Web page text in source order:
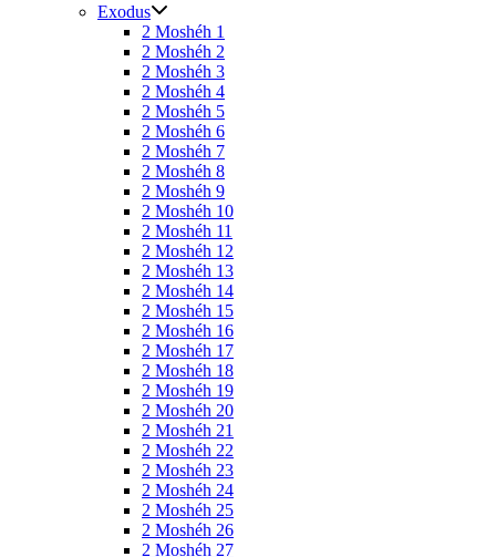
Exodus
2 Moshéh 1
2 Moshéh 2
2 Moshéh 3
2 Moshéh 4
2 Moshéh 5
2 Moshéh 6
2 Moshéh 7
2 Moshéh 8
2 Moshéh 9
2 Moshéh 10
2 Moshéh 11
2 Moshéh 12
2 Moshéh 13
2 Moshéh 14
2 Moshéh 15
2 Moshéh 16
2 Moshéh 17
2 Moshéh 18
2 Moshéh 19
2 Moshéh 20
2 Moshéh 21
2 Moshéh 22
2 Moshéh 23
2 Moshéh 24
2 Moshéh 25
2 Moshéh 26
2 Moshéh 27